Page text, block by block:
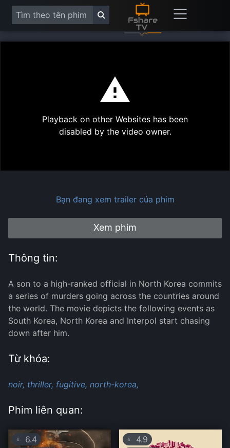
Play
Playback on other Websites has been
disabled by the video owner.
Bạn đang xem trailer của phim
Xem phim
Thông tin:
A son to a high-ranked official in North Korea commits
a series of murders going across the countries around
the world. The movie depicts the following events as
South Korea, North Korea and Interpol start chasing
down after him.
Từ khóa:
noir, thriller, fugitive, north-korea,
Phim liên quan:
⭐ 6.4 ⭐ 4.9